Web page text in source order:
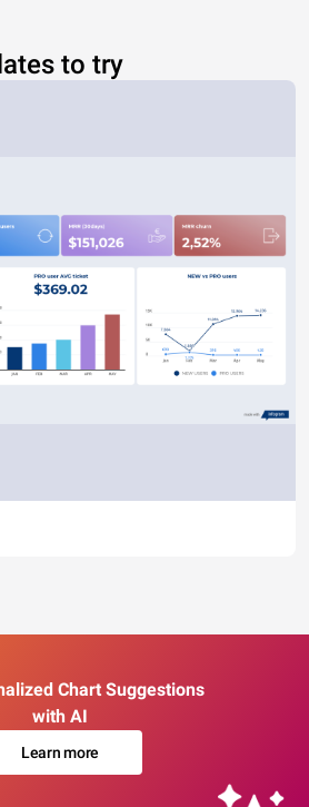
to try
Chart Suggestions
with AI
Learn more